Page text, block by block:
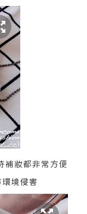
補妝都非常方便
境侵害